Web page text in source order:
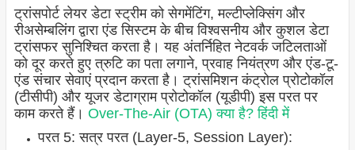
ट्रांसपोर्ट लेयर डेटा स्ट्रीम को सेगमेंटिंग, मल्टीप्लेक्सिंग और
रीअसेम्बलिंग द्वारा एंड सिस्टम के बीच विश्वसनीय और कुशल डेटा
ट्रांसफर सुनिश्चित करता है। यह अंतर्निहित नेटवर्क जटिलताओं
को दूर करते हुए त्रुटि का पता लगाने, प्रवाह नियंत्रण और एंड-टू-
एंड संचार सेवाएं प्रदान करता है। ट्रांसमिशन कंट्रोल प्रोटोकॉल
(टीसीपी) और यूजर डेटाग्राम प्रोटोकॉल (यूडीपी) इस परत पर
काम करते हैं। Over-The-Air (OTA) क्या है? हिंदी में
परत 5: सत्र परत (Layer-5, Session Layer):